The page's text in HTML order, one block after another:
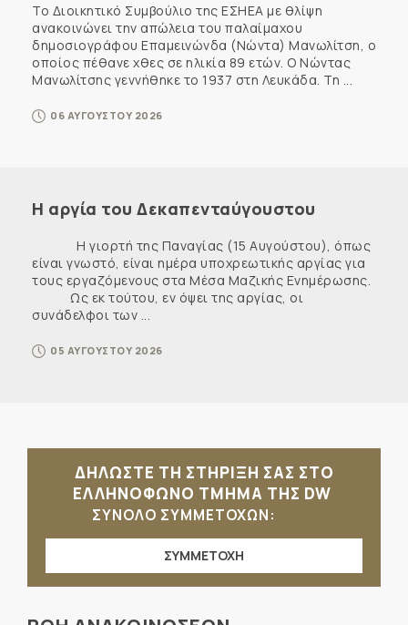
Το Διοικητικό Συμβούλιο της ΕΣΗΕΑ με θλίψη
ανακοινώνει την απώλεια του παλαίμαχου
δημοσιογράφου Επαμεινώνδα (Νώντα) Μανωλίτση, ο
οποίος πέθανε χθες σε ηλικία 89 ετών. Ο Νώντας
Μανωλίτσης γεννήθηκε το 1937 στη Λευκάδα. Τη ...
06 ΑΥΓΟΥΣΤΟΥ 2026
Η αργία του Δεκαπενταύγουστου
Η γιορτή της Παναγίας (15 Αυγούστου), όπως
είναι γνωστό, είναι ημέρα υποχρεωτικής αργίας για
τους εργαζόμενους στα Μέσα Μαζικής Ενημέρωσης.
Ως εκ τούτου, εν όψει της αργίας, οι
συνάδελφοι των ...
05 ΑΥΓΟΥΣΤΟΥ 2026
ΔΗΛΩΣΤΕ ΤΗ ΣΤΗΡΙΞΗ ΣΑΣ ΣΤΟ
ΕΛΛΗΝΟΦΩΝΟ ΤΜΗΜΑ ΤΗΣ DW
ΣΥΝΟΛΟ ΣΥΜΜΕΤΟΧΩΝ:
ΣΥΜΜΕΤΟΧΗ